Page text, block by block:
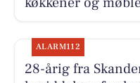
ALARM112
28-årig fra